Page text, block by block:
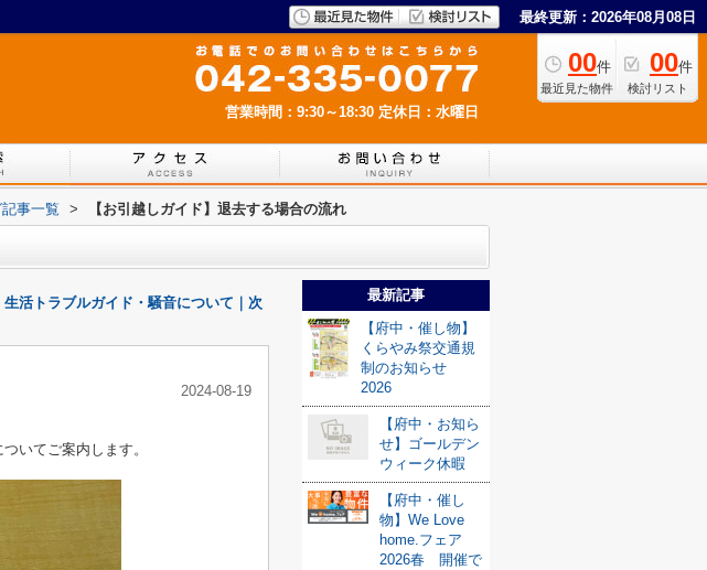
最終更新：2026年08月08日
00件
最近見た物件
00件
検討リスト
営業時間：9:30～18:30 定休日：水曜日
事一覧 > 【お引越しガイド】退去する場合の流れ
生活トラブルガイド・騒音について｜次
2024-08-19
いてご案内します。
最新記事
【府中・催し物】
くらやみ祭交通規
制のお知らせ
2026
【府中・お知ら
せ】ゴールデン
ウィーク休暇
【府中・催し
物】We Love
home.フェア
2026春 開催で